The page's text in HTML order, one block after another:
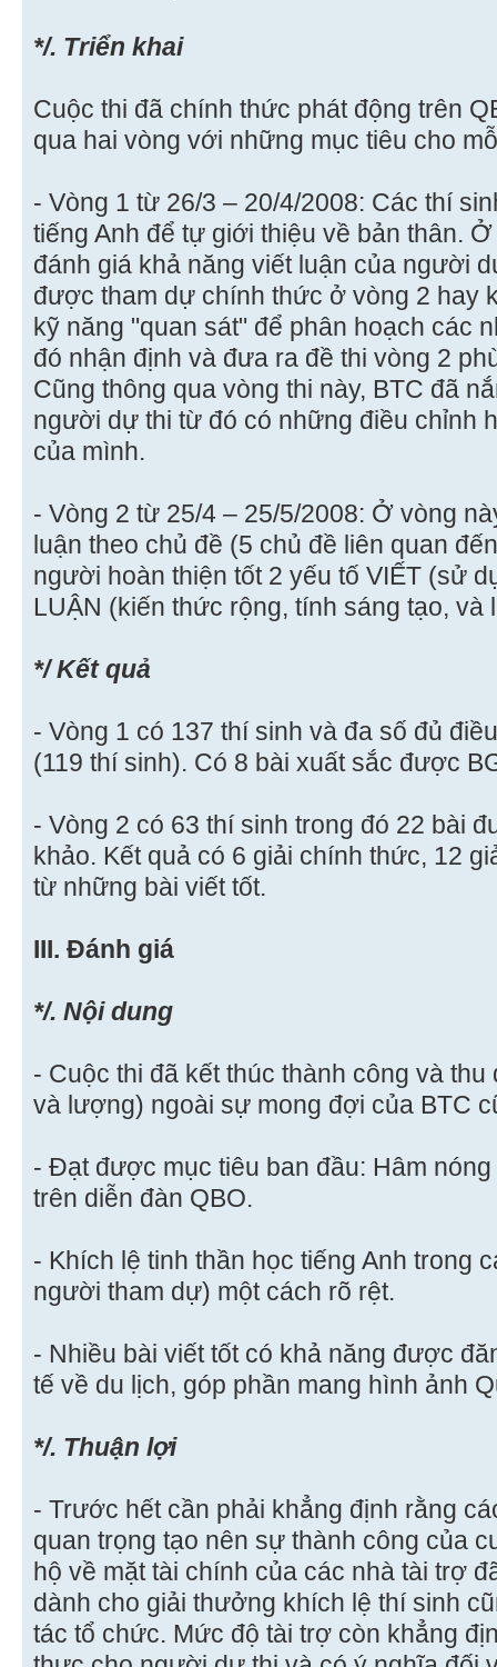
*/. Triển khai
Cuộc thi đã chính thức phát động trên
qua hai vòng với những mục tiêu cho
- Vòng 1 từ 26/3 – 20/4/2008: Các thí
tiếng Anh để tự giới thiệu về bản thân.
đánh giá khả năng viết luận của người
được tham dự chính thức ở vòng 2 hay
kỹ năng "quan sát" để phân hoạch các
đó nhận định và đưa ra đề thi vòng 2
Cũng thông qua vòng thi này, BTC đã
người dự thi từ đó có những điều chỉnh
của mình.
- Vòng 2 từ 25/4 – 25/5/2008: Ở vòng
luận theo chủ đề (5 chủ đề liên quan
người hoàn thiện tốt 2 yếu tố VIẾT (sử
LUẬN (kiến thức rộng, tính sáng tạo, và
*/ Kết quả
- Vòng 1 có 137 thí sinh và đa số đủ
(119 thí sinh). Có 8 bài xuất sắc được
- Vòng 2 có 63 thí sinh trong đó 22 bài
khảo. Kết quả có 6 giải chính thức, 12
từ những bài viết tốt.
III. Đánh giá
*/. Nội dung
- Cuộc thi đã kết thúc thành công và
và lượng) ngoài sự mong đợi của BTC
- Đạt được mục tiêu ban đầu: Hâm
trên diễn đàn QBO.
- Khích lệ tinh thần học tiếng Anh trong
người tham dự) một cách rõ rệt.
- Nhiều bài viết tốt có khả năng được
tế về du lịch, góp phần mang hình ảnh
*/. Thuận lợi
- Trước hết cần phải khẳng định rằng
quan trọng tạo nên sự thành công của
hộ về mặt tài chính của các nhà tài trợ
dành cho giải thưởng khích lệ thí sinh
tác tổ chức. Mức độ tài trợ còn khẳng